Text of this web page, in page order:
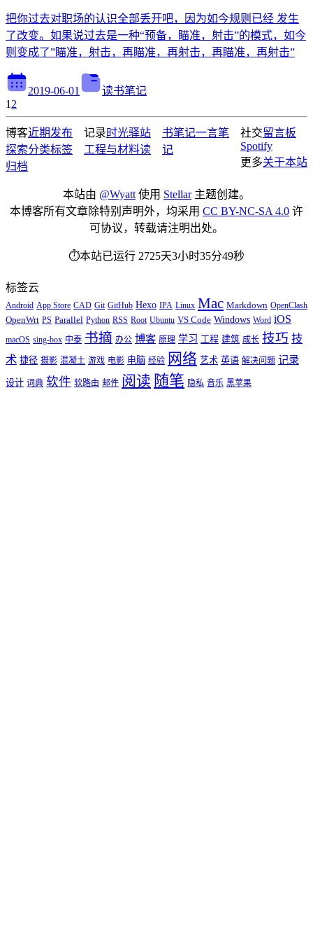
把你过去对职场的认识全部丢开吧，因为如今规则已经 发生
了改变。如果说过去是一种“预备，瞄准，射击”的模式，如今
则变成了”瞄准，射击，再瞄准，再射击，再瞄准，再射击”
2019-06-01
读书笔记
1 2
博客近期发布
探索分类标签
归档
记录时光驿站
工程与材料读
书笔记一言笔
记
社交留言板
Spotify
更多关于本站
本站由 @Wyatt 使用 Stellar主题创建。
本博客所有文章除特别声明外，均采用 CC BY-NC-SA 4.0 许
可协议，转载请注明出处。
⏱️本站已运行 2725天3小时35分50秒
标签云
Android App Store CAD Git GitHub Hexo IPA Linux Mac Markdown OpenClash
OpenWrt PS Parallel Python RSS Root Ubuntu VS Code Windows Word iOS
macOS sing-box 中泰 书摘 办公 博客 原理 学习 工程 建筑 成长 技巧 技
术 捷径 摄影 混凝土 游戏 电影 电脑 经验 网络 艺术 英语 解决问题 记录
设计 词典 软件 软路由 邮件 阅读 随笔 隐私 音乐 黑苹果